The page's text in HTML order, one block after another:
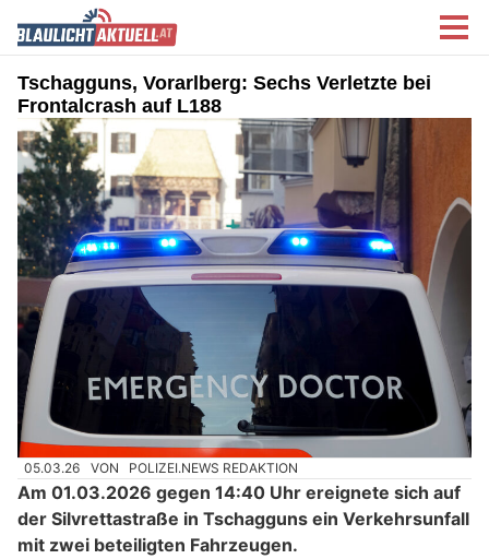
Tschagguns, Vorarlberg: Sechs Verletzte bei
Frontalcrash auf L188
05.03.26 VON POLIZEI.NEWS REDAKTION
Am 01.03.2026 gegen 14:40 Uhr ereignete sich auf
der Silvrettastraße in Tschagguns ein Verkehrsunfall
mit zwei beteiligten Fahrzeugen.